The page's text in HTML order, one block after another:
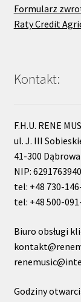
Formularz
Raty Credit
Kontakt:
F.H.U. RENE
ul. J. III
41-300
NIP: 6291763940
tel: +48 730-
tel: +48 500-
Biuro obsługi
Godziny